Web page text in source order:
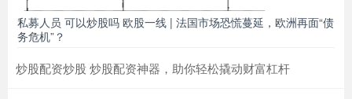
私募人员 可以炒股吗 欧股一线 | 法国市场恐慌蔓延，欧洲再面“债
务危机”？
炒股配资炒股 炒股配资神器，助你轻松撬动财富杠杆